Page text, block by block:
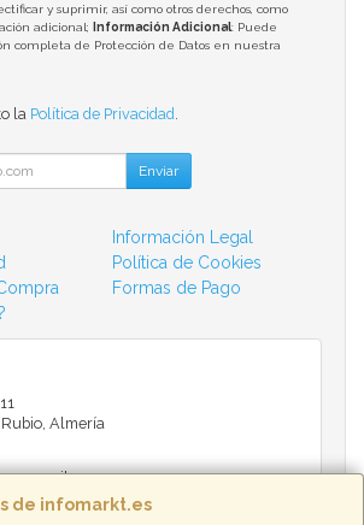
de infomarkt.es
y suprimir, así como otros derechos, como
adicional;
Información Adicional: Puede
completa de Protección de Datos en nuestra
la Política de Privacidad
Enviar
Información Legal
Política de Cookies
Formas de Pago
Almería